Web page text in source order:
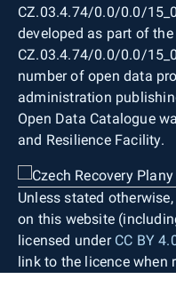
CZ.03.4.74/0.0/0.0/
developed as part of
CZ.03.4.74/0.0/0.0/
number of open data
administration
Open Data Catalogue
and Resilience Facility.
Unless stated
on this website
licensed under CC BY
link to the licence when